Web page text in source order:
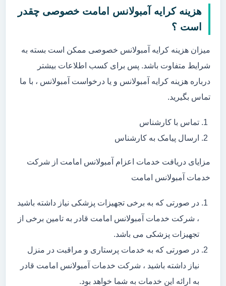
هزینه کرایه آمبولانس امامت خصوصی چقدر
است ؟
میزان هزینه کرایه آمبولانس خصوصی ممکن است بسته به
شرایط متفاوت باشد. پس برای کسب اطلاعات بیشتر
درباره هزینه کرایه آمبولانس و یا درخواست آمبولانس ، با ما
تماس بگیرید.
تماس با کارشناس
ارسال پیامک به کارشناس
مزایای دریافت خدمات اعزام آمبولانس امامت از شرکت
خدمات آمبولانس امامت
در صورتی که به برخی تجهیزات پزشکی نیاز داشته باشید
، شرکت خدمات آمبولانس امامت قادر به تامین برخی از
تجهیزات پزشکی می باشد.
در صورتی که به خدمات پرستاری و مراقبت در منزل
نیاز داشته باشید ، شرکت خدمات آمبولانس امامت قادر
به ارائه این خدمات به شما خواهد بود.